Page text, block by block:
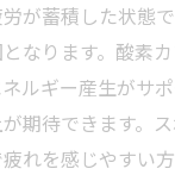
が蓄積した状態
なります。酸素
ルギー産生がサ
期待できます。
れを感じやすい